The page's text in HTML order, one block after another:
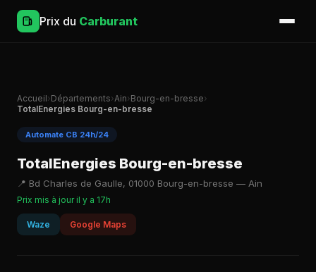
Prix du Carburant
Accueil›Départements›Ain›Bourg-en-bresse›
TotalEnergies Bourg-en-bresse
Automate CB 24h/24
TotalEnergies Bourg-en-bresse
📍 Bd Charles de Gaulle, 01000 Bourg-en-bresse — Ain
Prix mis à jour il y a 17h
Waze Google Maps